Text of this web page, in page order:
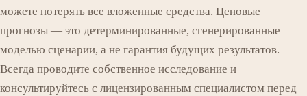
можете потерять все вложенные средства. Ценовые
прогнозы — это детерминированные, сгенерированные
моделью сценарии, а не гарантия будущих результатов.
Всегда проводите собственное исследование и
консультируйтесь с лицензированным специалистом перед